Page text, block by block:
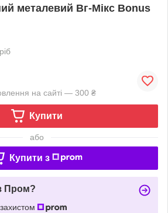
металевий Вг-Мікс Bonus
на сайті — 300 ₴
Купити
або
Купити з
Пром?